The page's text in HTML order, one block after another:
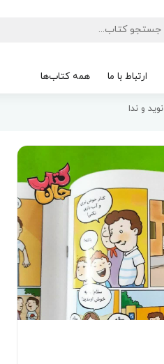
ارتباط با ما همه کتاب‌ها